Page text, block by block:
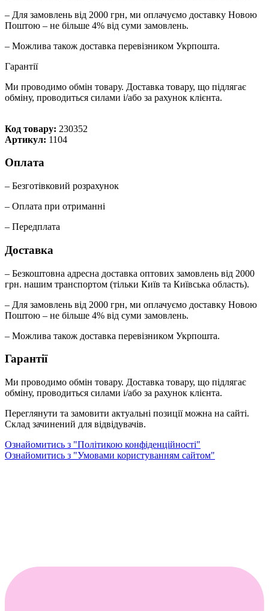
– Для замовлень від 2000 грн, ми оплачуємо доставку Новою
Поштою – не більше 4% від суми замовлень.
– Можлива також доставка перевізником Укрпошта.
Гарантії
Ми проводимо обмін товару. Доставка товару, що підлягає
обміну, проводиться силами і/або за рахунок клієнта.
Код товару: 230352
Артикул: 1104
Оплата
– Безготівковий розрахунок
– Оплата при отриманні
– Передплата
Доставка
– Безкоштовна адресна доставка оптових замовлень від 2000
грн. нашим транспортом (тільки Київ та Київська область).
– Для замовлень від 2000 грн, ми оплачуємо доставку Новою
Поштою – не більше 4% від суми замовлень.
– Можлива також доставка перевізником Укрпошта.
Гарантії
Ми проводимо обмін товару. Доставка товару, що підлягає
обміну, проводиться силами і/або за рахунок клієнта.
Переглянути та замовити актуальні позиції можна на сайті.
Склад зачинений для відвідувачів.
Ознайомитись з "Політикою конфіденційності"
Ознайомитись з "Умовами користуванням сайтом"